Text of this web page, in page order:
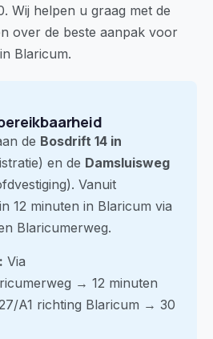
Wij helpen u graag met de
over de beste aanpak voor
Blaricum.
de Bosdrift 14 in
en de Damsluisweg
Vanuit
12 minuten in Blaricum via
Blaricumerweg.
Via
→ 12 minuten
A1 richting Blaricum → 30